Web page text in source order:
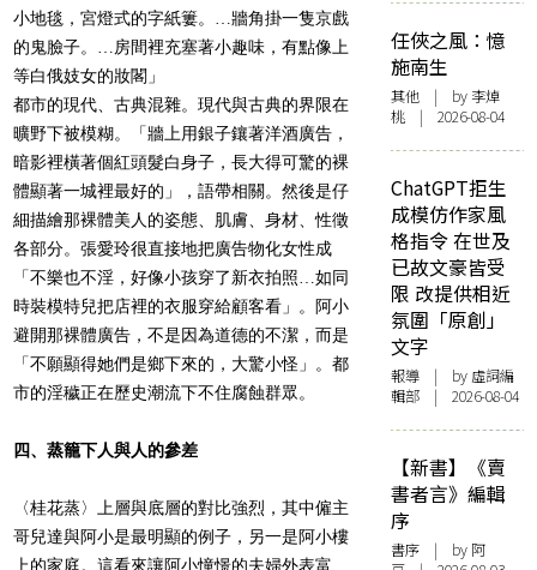
小地毯，宮燈式的字紙簍。…牆角掛一隻京戲
的鬼臉子。…房間裡充塞著小趣味，有點像上
等白俄妓女的妝閣」
都市的現代、古典混雜。現代與古典的界限在
曠野下被模糊。「牆上用銀子鑲著洋酒廣告，
暗影裡橫著個紅頭髮白身子，長大得可驚的裸
體顯著一城裡最好的」，語帶相關。然後是仔
細描繪那裸體美人的姿態、肌膚、身材、性徵
各部分。張愛玲很直接地把廣告物化女性成
「不樂也不淫，好像小孩穿了新衣拍照…如同
時裝模特兒把店裡的衣服穿給顧客看」。阿小
避開那裸體廣告，不是因為道德的不潔，而是
「不願顯得她們是鄉下來的，大驚小怪」。都
市的淫穢正在歷史潮流下不住腐蝕群眾。
四、蒸籠下人與人的參差
〈桂花蒸〉上層與底層的對比強烈，其中僱主
哥兒達與阿小是最明顯的例子，另一是阿小樓
上的家庭。這看來讓阿小憧憬的夫婦外表富
任俠之風：憶
施南生
其他 | by 李焯
桃 | 2026-08-04
ChatGPT拒生
成模仿作家風
格指令 在世及
已故文豪皆受
限 改提供相近
氛圍「原創」
文字
報導 | by 虛詞編
輯部 | 2026-08-04
【新書】《賣
書者言》編輯
序
書序 | by 阿